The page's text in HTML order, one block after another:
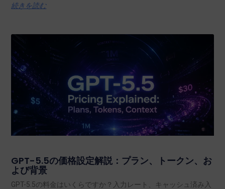
続きを読む
GPT-5.5の価格設定解説：プラン、トークン、お
よび背景
GPT-5.5の料金はいくらですか？入力レート、キャッシュ済み入